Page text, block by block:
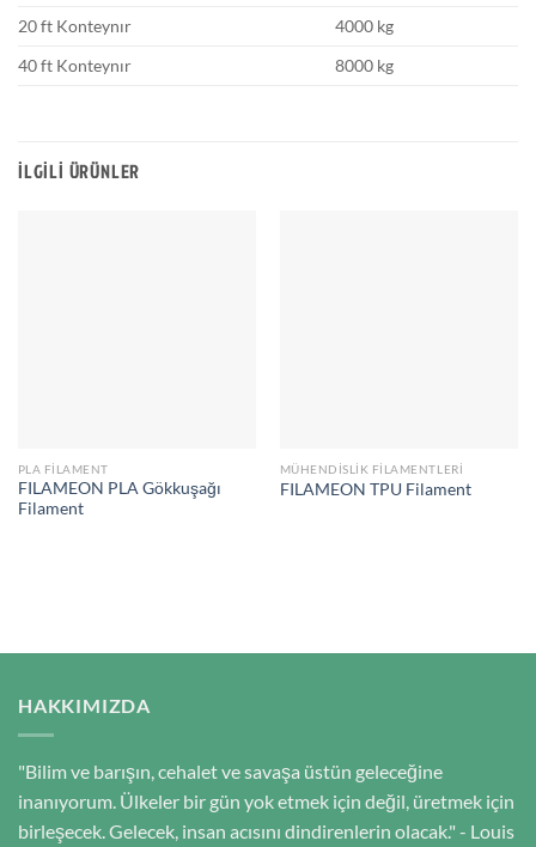
20 ft Konteynır
4000 kg
40 ft Konteynır
8000 kg
İLGILI ÜRÜNLER
PLA FILAMENT
FILAMEON PLA Gökkuşağı
Filament
MÜHENDISLIK FILAMENTLERI
FILAMEON TPU Filament
HAKKIMIZDA
"Bilim ve barışın, cehalet ve savaşa üstün geleceğine
inanıyorum. Ülkeler bir gün yok etmek için değil, üretmek için
birleşecek. Gelecek, insan acısını dindirenlerin olacak." - Louis